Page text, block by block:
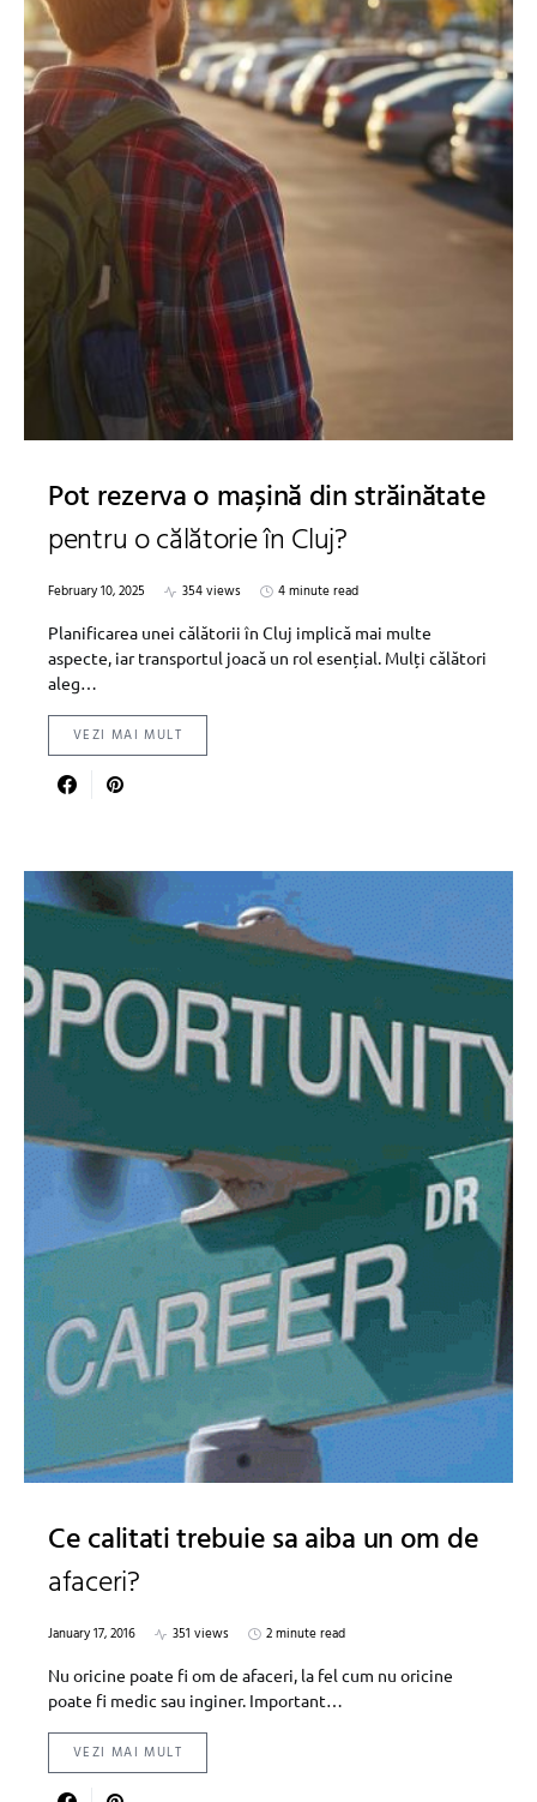
Pot rezerva o mașină din străinătate
pentru o călătorie în Cluj?
February 10, 2025 354 views
4 minute read
Planificarea unei călătorii în Cluj implică mai multe
aspecte, iar transportul joacă un rol esențial. Mulți călători
aleg…
VEZI MAI MULT
Ce calitati trebuie sa aiba un om de
afaceri?
January 17, 2016 351 views
2 minute read
Nu oricine poate fi om de afaceri, la fel cum nu oricine
poate fi medic sau inginer. Important…
VEZI MAI MULT